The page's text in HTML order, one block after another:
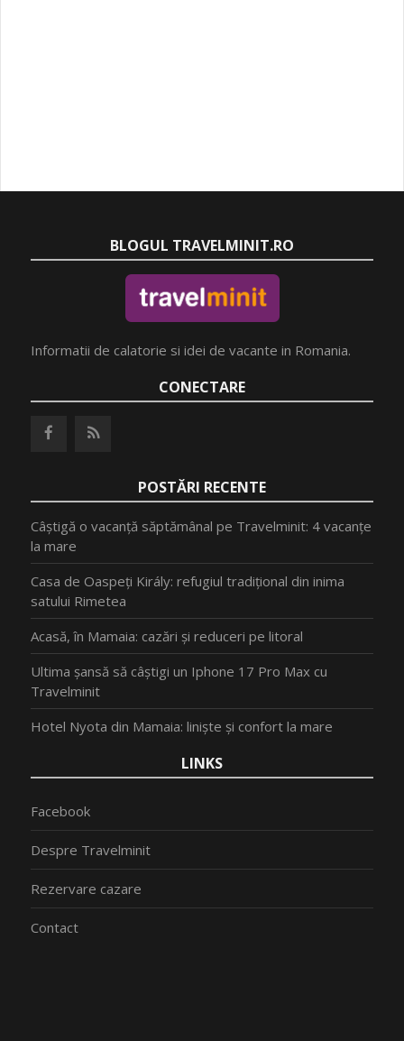
BLOGUL TRAVELMINIT.RO
Informatii de calatorie si idei de vacante in Romania.
CONECTARE
POSTĂRI RECENTE
Câștigă o vacanță săptămânal pe Travelminit: 4 vacanțe
la mare
Casa de Oaspeți Király: refugiul tradițional din inima
satului Rimetea
Acasă, în Mamaia: cazări și reduceri pe litoral
Ultima șansă să câștigi un Iphone 17 Pro Max cu
Travelminit
Hotel Nyota din Mamaia: liniște și confort la mare
LINKS
Facebook
Despre Travelminit
Rezervare cazare
Contact